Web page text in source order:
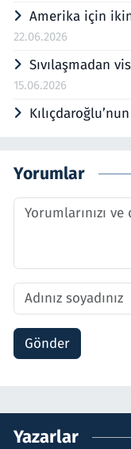
Amerika için
22.06.2026
Sıvılaşmadan
15.06.2026
Yorumlar
Gönder
Yazarlar